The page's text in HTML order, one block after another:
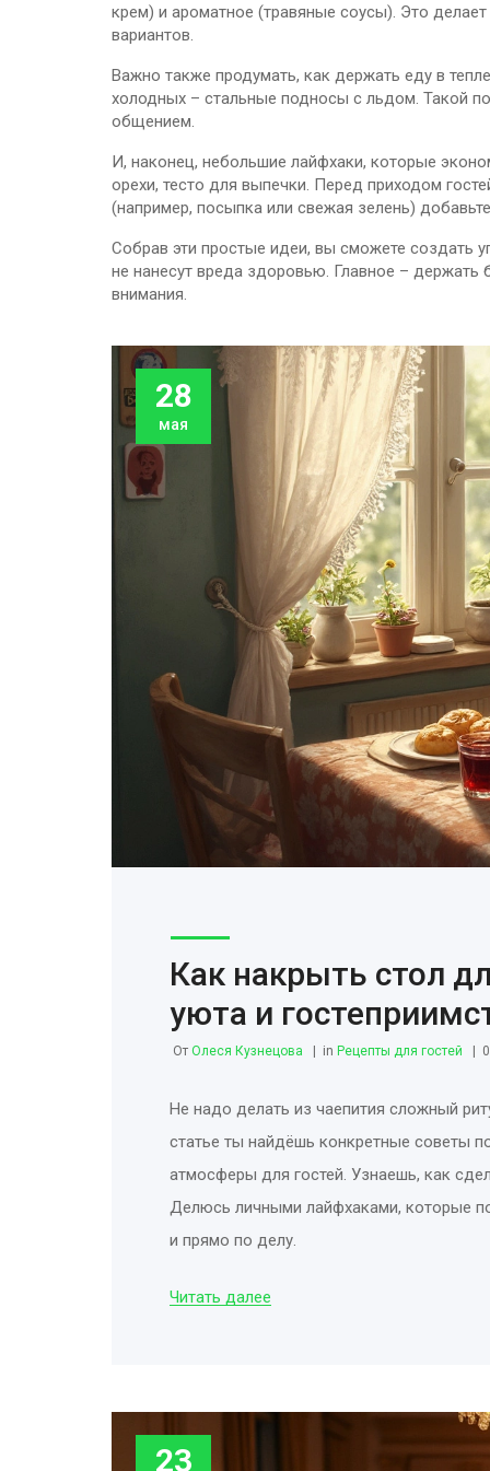
крем) и ароматное (травяные соусы). Это
вариантов.
Важно также продумать, как держать еду в
холодных – стальные подносы с льдом. Такой
общением.
И, наконец, небольшие лайфхаки, которые
орехи, тесто для выпечки. Перед приходом
(например, посыпка или свежая зелень)
Собрав эти простые идеи, вы сможете создать
не нанесут вреда здоровью. Главное – держать
внимания.
28
мая
Как накрыть стол
уюта и
От Олеся Кузнецова in Рецепты для гостей
Не надо делать из чаепития сложный
статье ты найдёшь конкретные советы
атмосферы для гостей. Узнаешь, как
Делюсь личными лайфхаками, которые
и прямо по делу.
Читать далее
23